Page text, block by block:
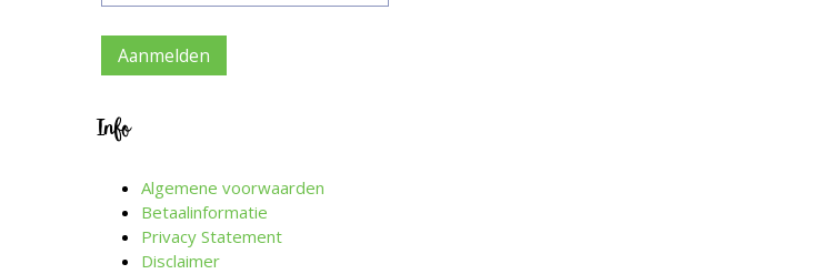
Info
Algemene voorwaarden
Betaalinformatie
Privacy Statement
Disclaimer